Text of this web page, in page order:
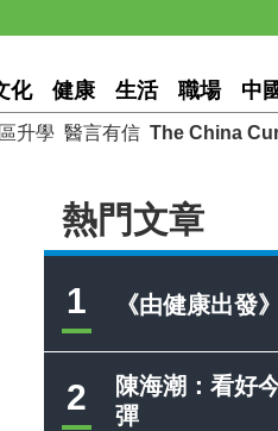
化 健康 生活 職場 中
升學 醫言有信 The China
熱門文章
1 《由健康出發
2
陳海潮：看好
彈